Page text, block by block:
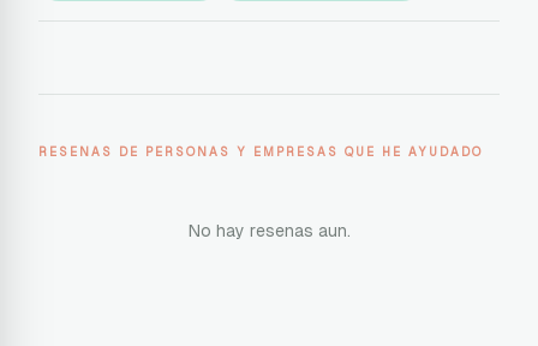
RESENAS DE PERSONAS Y EMPRESAS QUE HE AYUDADO
No hay resenas aun.